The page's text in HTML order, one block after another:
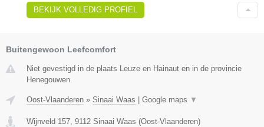
BEKIJK VOLLEDIG PROFIEL
Buitengewoon Leefcomfort
Niet gevestigd in de plaats Leuze en Hainaut en in de provincie
Henegouwen.
Oost-Vlaanderen » Sinaai Waas Google maps ▼
Wijnveld 157, 9112 Sinaai Waas (Oost-Vlaanderen)